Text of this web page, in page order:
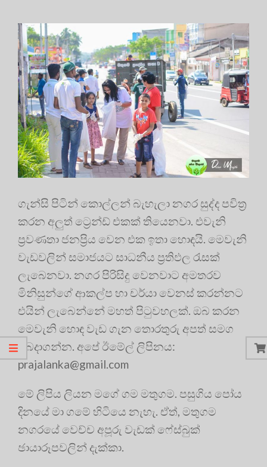
ගැන්සි පිටින් කොල්ලන් බැහැලා නගර සුද්ද පවිත්‍ර‍
කරන අලුත් ට්‍රෙන්ඩ් එකක් තියෙනවා. එවැනි
ප්‍ර‍වණතා ජනප්‍රිය වෙන එක ඉතා හොඳයි. මෙවැනි
වැඩවලින් සමාජයට සාධනීය ප්‍ර‍තිඵල රැසක්
ලැබෙනවා. නගර පිරිසිදු වෙනවාට අමතරව
මිනිසුන්ගේ ආකල්ප හා චර්යා වෙනස් කරන්නට
එයින් ලැබෙන්නේ මහත් පිටුවහලක්. ඔබ කරන
මෙවැනි හොඳ වැඩ ගැන තොරතුරු අපත් සමග
බෙදාගන්න. අපේ ඊමේල් ලිපිනය:
prajalanka@gmail.com
මේ ලිපිය ලියන මගේ ගම මතුගම. පසුගිය පෝය
දිනයේ මා ගමේ හිටියෙ නැහැ. ඒත්, මතුගම
නගරයේ වෙච්ච අපූරු වැඩක් ෆේස්බුක්
ඡායාරූපවලින් දැක්කා.